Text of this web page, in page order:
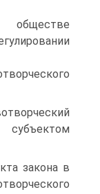
закона в